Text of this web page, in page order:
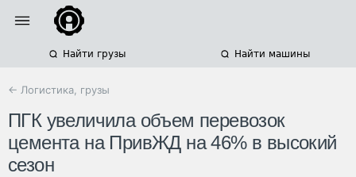
Найти грузы Найти машины
← Логистика, грузы
ПГК увеличила объем перевозок
цемента на ПривЖД на 46% в высокий
сезон